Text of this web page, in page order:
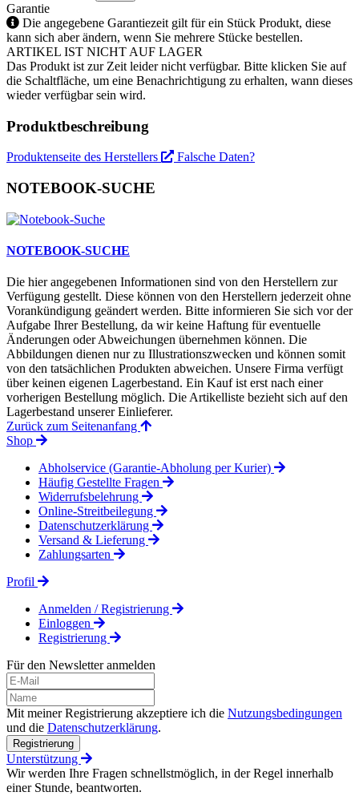
Garantie
Die angegebene Garantiezeit gilt für ein Stück Produkt, diese
kann sich aber ändern, wenn Sie mehrere Stücke bestellen.
ARTIKEL IST NICHT AUF LAGER
Das Produkt ist zur Zeit leider nicht verfügbar. Bitte klicken Sie auf
die Schaltfläche, um eine Benachrichtigung zu erhalten, wann dieses
wieder verfügbar sein wird.
Produktbeschreibung
Produktenseite des Herstellers Falsche Daten?
NOTEBOOK-SUCHE
NOTEBOOK-SUCHE
Die hier angegebenen Informationen sind von den Herstellern zur
Verfügung gestellt. Diese können von den Herstellern jederzeit ohne
Vorankündigung geändert werden. Bitte informieren Sie sich vor der
Aufgabe Ihrer Bestellung, da wir keine Haftung für eventuelle
Änderungen oder Abweichungen übernehmen können. Die
Abbildungen dienen nur zu Illustrationszwecken und können somit
von den tatsächlichen Produkten abweichen. Unsere Firma verfügt
über keinen eigenen Lagerbestand. Ein Kauf ist erst nach einer
vorherigen Bestellung möglich. Die Artikelliste bezieht sich auf den
Lagerbestand unserer Einlieferer.
Zurück zum Seitenanfang
Shop
Abholservice (Garantie-Abholung per Kurier)
Häufig Gestellte Fragen
Widerrufsbelehrung
Online-Streitbeilegung
Datenschutzerklärung
Versand & Lieferung
Zahlungsarten
Profil
Anmelden / Registrierung
Einloggen
Registrierung
Für den Newsletter anmelden
Mit meiner Registrierung akzeptiere ich die Nutzungsbedingungen
und die Datenschutzerklärung.
Registrierung
Unterstützung
Wir werden Ihre Fragen schnellstmöglich, in der Regel innerhalb
einer Stunde, beantworten.